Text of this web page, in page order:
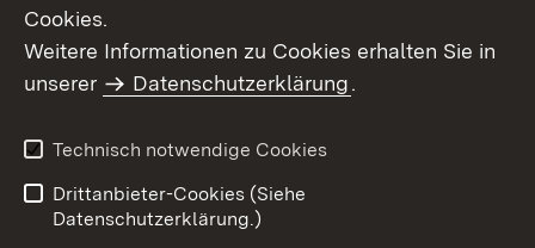
Cookies.
Weitere Informationen zu Cookies erhalten Sie in
unserer
Datenschutzerklärung.
Technisch notwendige Cookies
Drittanbieter-Cookies (Siehe
Datenschutzerklärung.)